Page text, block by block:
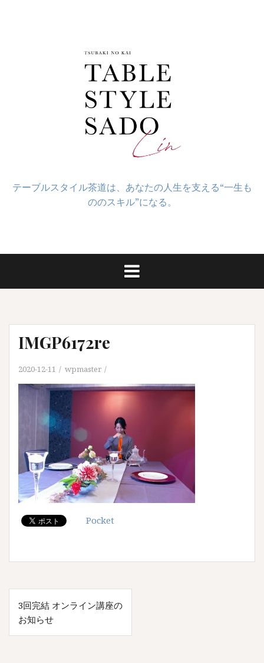
テーブルスタイル茶道は、あなたの人生を支える“一生も
ののスキル”になる。
IMGP6172re
2020-12-11 wpmaster
Pocket
投
稿
ナ
3回完結 オンライン講座の
お知らせ